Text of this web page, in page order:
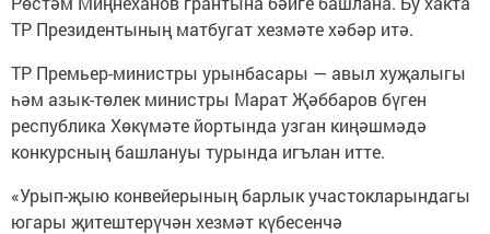
ТР Президентының матбугат хезмәте хәбәр итә.
ТР Премьер-министры урынбасары — авыл хуҗалыгы
һәм азык-төлек министры Марат Җәббаров бүген
республика Хөкүмәте йортында узган киңәшмәдә
конкурсның башлануы турында игълан итте.
«Урып-җыю конвейерының барлык участокларындагы
югары җитештерүчән хезмәт күбесенчә